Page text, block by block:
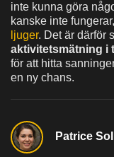
inte kunna göra
kanske inte
ljuger. Det är därför
aktivitetsmätning i
för att hitta
en ny chans.
Patrice Sol